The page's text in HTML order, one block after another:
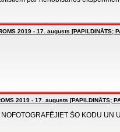
2019 - 17. augusts [PAPILDINĀTS;
2019 - 17. augusts [PAPILDINĀTS;
ŠO KODU UN